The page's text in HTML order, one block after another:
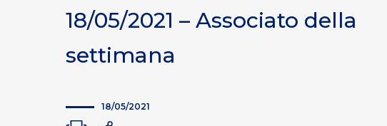
18/05/2021 – Associato della
settimana
18/05/2021